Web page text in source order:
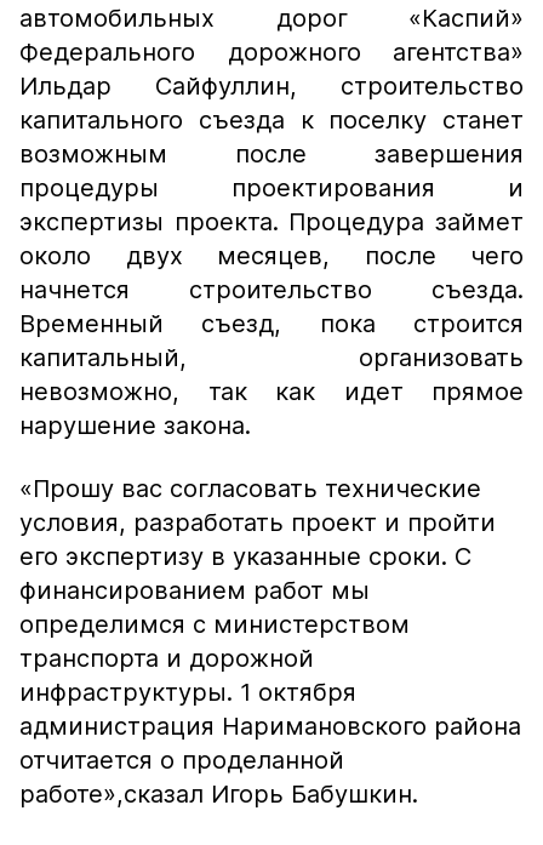
автомобильных дорог «Каспий»
Федерального дорожного агентства»
Ильдар Сайфуллин, строительство
капитального съезда к поселку станет
возможным после завершения
процедуры проектирования и
экспертизы проекта. Процедура займет
около двух месяцев, после чего
начнется строительство съезда.
Временный съезд, пока строится
капитальный, организовать
невозможно, так как идет прямое
нарушение закона.
«Прошу вас согласовать технические
условия, разработать проект и пройти
его экспертизу в указанные сроки. С
финансированием работ мы
определимся с министерством
транспорта и дорожной
инфраструктуры. 1 октября
администрация Наримановского района
отчитается о проделанной
работе»,сказал Игорь Бабушкин.